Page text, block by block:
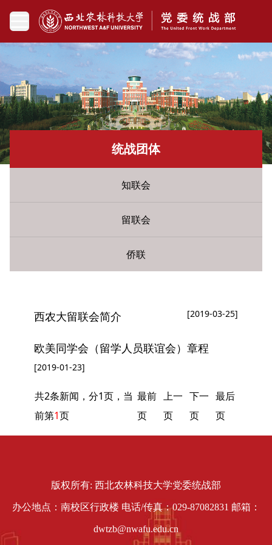
统战团体
知联会
留联会
侨联
西农大留联会简介 [2019-03-25]
欧美同学会（留学人员联谊会）章程
[2019-01-23]
共2条新闻，分1页，当
前第1页
最前
页
上一
页
下一
页
最后
页
版权所有: 西北农林科技大学党委统战部
办公地点：南校区行政楼 电话/传真：029-87082831 邮箱：
dwtzb@nwafu.edu.cn